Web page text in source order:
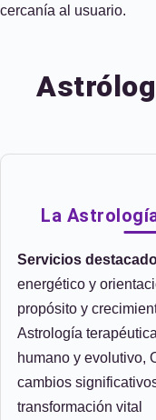
cercanía al usuario.
La
Servicios
energético y
propósito y
Astrología
humano y evolutivo,
cambios
transformación vital